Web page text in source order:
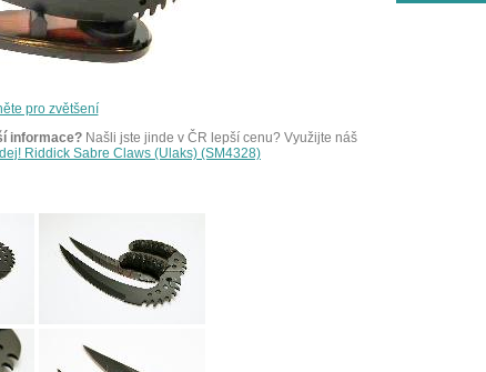
pro zvětšení
informace? Našli jste jinde v ČR lepší cenu? Využijte náš
Riddick Sabre Claws (Ulaks) (SM4328)